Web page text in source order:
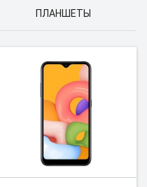
ПЛАНШЕТЫ